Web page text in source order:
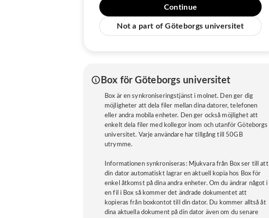
Continue
Not a part of Göteborgs universitet
Box för Göteborgs universitet
Box är en synkroniseringstjänst i molnet. Den ger dig
möjligheter att dela filer mellan dina datorer, telefonen
eller andra mobila enheter. Den ger också möjlighet att
enkelt dela filer med kollegor inom och utanför Göteborgs
universitet. Varje användare har tillgång till 50GB
utrymme.
Informationen synkroniseras: Mjukvara från Box ser till att
din dator automatiskt lagrar en aktuell kopia hos Box för
enkel åtkomst på dina andra enheter. Om du ändrar något i
en fil i Box så kommer det ändrade dokumentet att
kopieras från boxkontot till din dator. Du kommer alltså åt
dina aktuella dokument på din dator även om du senare